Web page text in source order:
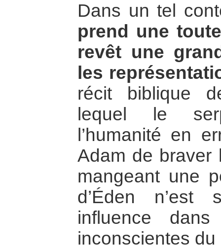
Dans un tel
prend une
revêt une
les
récit biblique
lequel le
l’humanité en
Adam de braver
mangeant une
d’Éden n’est
influence dans
inconscientes du